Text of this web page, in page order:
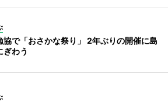
協で「おさかな祭り」 2年ぶりの開催に島
ぎわう